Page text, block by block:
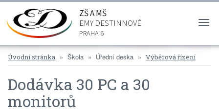
ZŠ A MŠ
EMY DESTINNOVÉ
PRAHA 6
Úvodní stránka Škola Úřední deska Výběrová řízení
Dodávka 30 PC a 30
monitorů